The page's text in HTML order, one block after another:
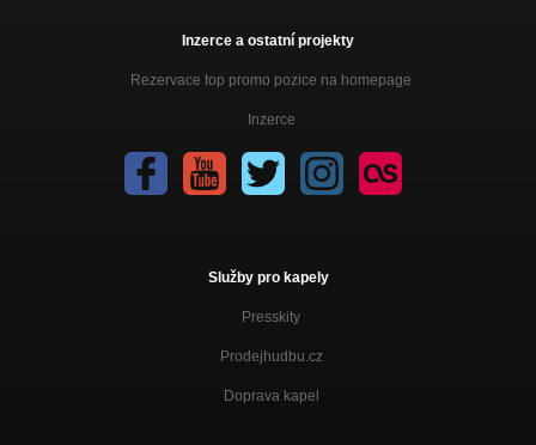
Inzerce a ostatní projekty
Rezervace top promo pozice na homepage
Inzerce
Služby pro kapely
Presskity
Prodejhudbu.cz
Doprava kapel